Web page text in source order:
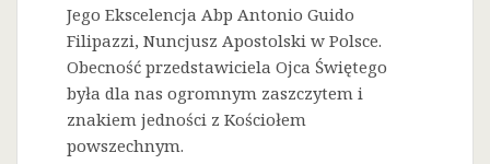
Jego Ekscelencja Abp Antonio Guido
Filipazzi, Nuncjusz Apostolski w Polsce.
Obecność przedstawiciela Ojca Świętego
była dla nas ogromnym zaszczytem i
znakiem jedności z Kościołem
powszechnym.